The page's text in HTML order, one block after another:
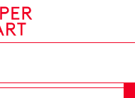
/ 108 / 128 / 152 €